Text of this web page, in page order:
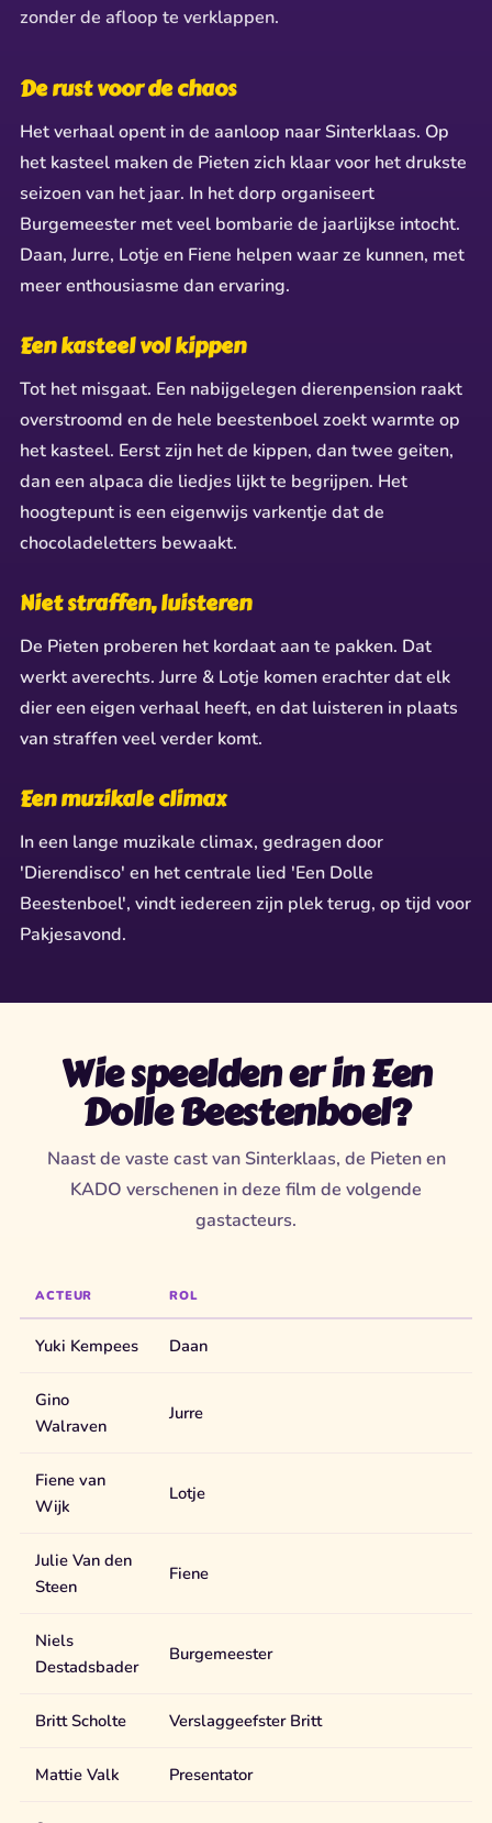
zonder de afloop te verklappen.
De rust voor de chaos
Het verhaal opent in de aanloop naar Sinterklaas. Op
het kasteel maken de Pieten zich klaar voor het drukste
seizoen van het jaar. In het dorp organiseert
Burgemeester met veel bombarie de jaarlijkse intocht.
Daan, Jurre, Lotje en Fiene helpen waar ze kunnen, met
meer enthousiasme dan ervaring.
Een kasteel vol kippen
Tot het misgaat. Een nabijgelegen dierenpension raakt
overstroomd en de hele beestenboel zoekt warmte op
het kasteel. Eerst zijn het de kippen, dan twee geiten,
dan een alpaca die liedjes lijkt te begrijpen. Het
hoogtepunt is een eigenwijs varkentje dat de
chocoladeletters bewaakt.
Niet straffen, luisteren
De Pieten proberen het kordaat aan te pakken. Dat
werkt averechts. Jurre & Lotje komen erachter dat elk
dier een eigen verhaal heeft, en dat luisteren in plaats
van straffen veel verder komt.
Een muzikale climax
In een lange muzikale climax, gedragen door
'Dierendisco' en het centrale lied 'Een Dolle
Beestenboel', vindt iedereen zijn plek terug, op tijd voor
Pakjesavond.
Wie speelden er in Een
Dolle Beestenboel?
Naast de vaste cast van Sinterklaas, de Pieten en
KADO verschenen in deze film de volgende
gastacteurs.
ACTEUR ROL
Yuki Kempees Daan
Gino
Walraven
Jurre
Fiene van
Wijk
Lotje
Julie Van den
Steen
Fiene
Niels
Destadsbader
Burgemeester
Britt Scholte Verslaggeefster Britt
Mattie Valk Presentator